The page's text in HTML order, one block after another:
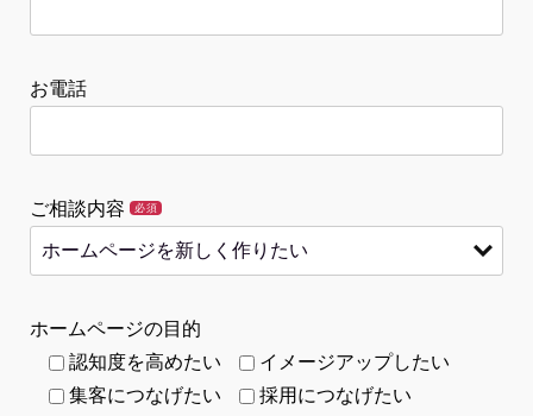
お電話
ご相談内容 必須
ホームページの目的
認知度を高めたい
イメージアップしたい
集客につなげたい
採用につなげたい